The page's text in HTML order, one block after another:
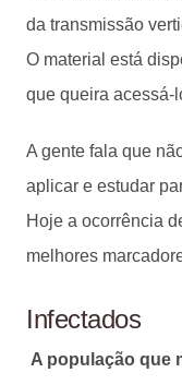
da transmissão
O material está
que queira acessá-
A gente fala que
aplicar e estudar
Hoje a ocorrência
melhores
Infectados
A população que